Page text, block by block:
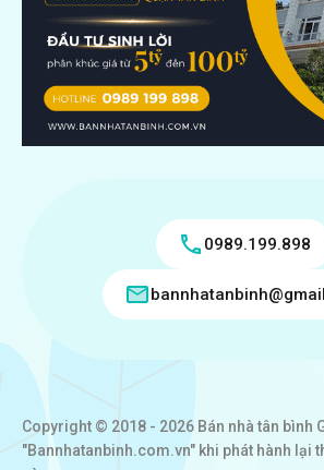
0989.199.898
Copyright © 2018 - 2026 Bán nhà tân bình
"Bannhatanbinh.com.vn" khi phát hành lại